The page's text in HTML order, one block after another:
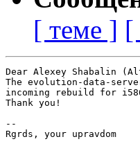
[ теме ] [
Dear Alexey Shabalin
The evolution-data-
incoming rebuild for
Thank you!
--
Rgrds, your upravdom